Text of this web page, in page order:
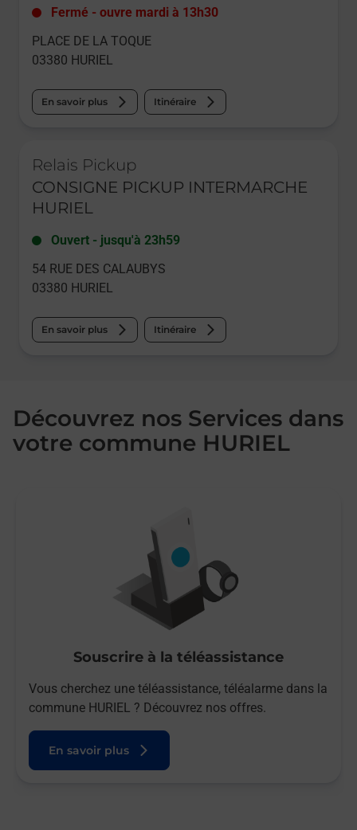
Fermé - ouvre mardi à 13h30
PLACE DE LA TOQUE
03380 HURIEL
En savoir plus Itinéraire
Relais Pickup
CONSIGNE PICKUP INTERMARCHE
HURIEL
Ouvert - jusqu'à 23h59
54 RUE DES CALAUBYS
03380 HURIEL
En savoir plus Itinéraire
Découvrez nos Services dans
votre commune HURIEL
Souscrire à la téléassistance
Vous cherchez une téléassistance, téléalarme dans la
commune HURIEL ? Découvrez nos offres.
En savoir plus